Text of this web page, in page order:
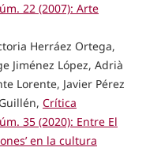
22 (2007): Arte
Herráez Ortega,
Jiménez López, Adrià
Lorente, Javier Pérez
Crítica
35 (2020): Entre El
en la cultura